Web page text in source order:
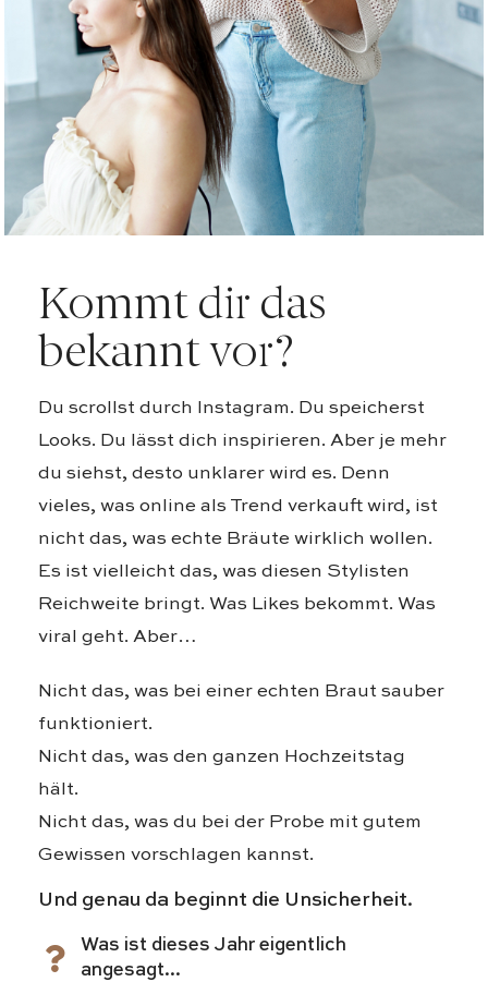
Kommt dir das
bekannt vor?
Du scrollst durch Instagram. Du speicherst
Looks. Du lässt dich inspirieren. Aber je mehr
du siehst, desto unklarer wird es. Denn
vieles, was online als Trend verkauft wird, ist
nicht das, was echte Bräute wirklich wollen.
Es ist vielleicht das, was diesen Stylisten
Reichweite bringt. Was Likes bekommt. Was
viral geht. Aber…
Nicht das, was bei einer echten Braut sauber
funktioniert.
Nicht das, was den ganzen Hochzeitstag
hält.
Nicht das, was du bei der Probe mit gutem
Gewissen vorschlagen kannst.
Und genau da beginnt die Unsicherheit.
Was ist dieses Jahr eigentlich
angesagt...